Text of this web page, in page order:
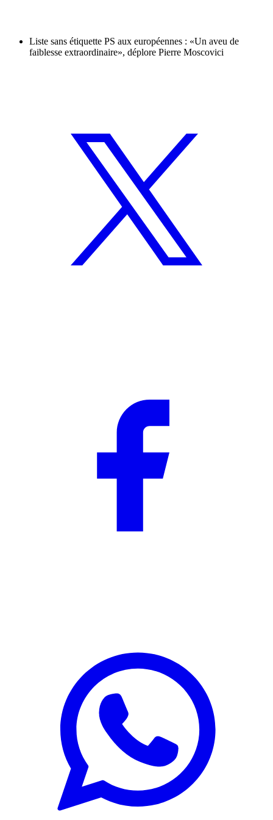
Liste sans étiquette PS aux européennes : «Un aveu de
faiblesse extraordinaire», déplore Pierre Moscovici